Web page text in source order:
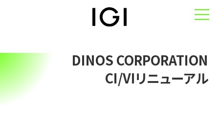
TOP
私たちについて
DINOS CORPORATION
CI/VIリニューアル